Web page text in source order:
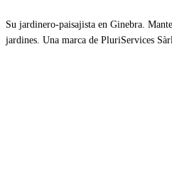
Su jardinero-paisajista en Ginebra.
jardines. Una marca de PluriServices Sàrl.